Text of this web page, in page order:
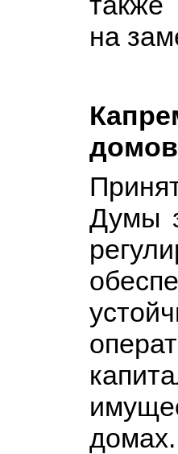
на
домов
Думы
домах.